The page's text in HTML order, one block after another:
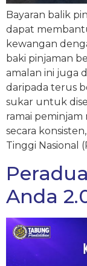
Bayaran balik
dapat
kewangan
baki pinjaman
amalan ini juga
daripada terus
sukar untuk
ramai
secara
Tinggi Nasional
Anda